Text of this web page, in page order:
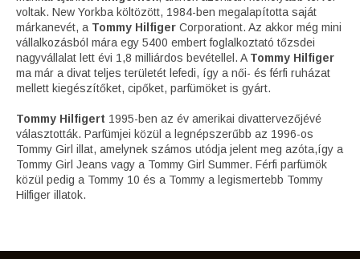
voltak. New Yorkba költözött, 1984-ben megalapította saját
márkanevét, a Tommy Hilfiger Corporationt. Az akkor még mini
vállalkozásból mára egy 5400 embert foglalkoztató tőzsdei
nagyvállalat lett évi 1,8 milliárdos bevétellel. A Tommy Hilfiger
ma már a divat teljes területét lefedi, így a női- és férfi ruházat
mellett kiegészítőket, cipőket, parfümöket is gyárt.
Tommy Hilfigert 1995-ben az év amerikai divattervezőjévé
választották. Parfümjei közül a legnépszerűbb az 1996-os
Tommy Girl illat, amelynek számos utódja jelent meg azóta,így a
Tommy Girl Jeans vagy a Tommy Girl Summer. Férfi parfümök
közül pedig a Tommy 10 és a Tommy a legismertebb Tommy
Hilfiger illatok.